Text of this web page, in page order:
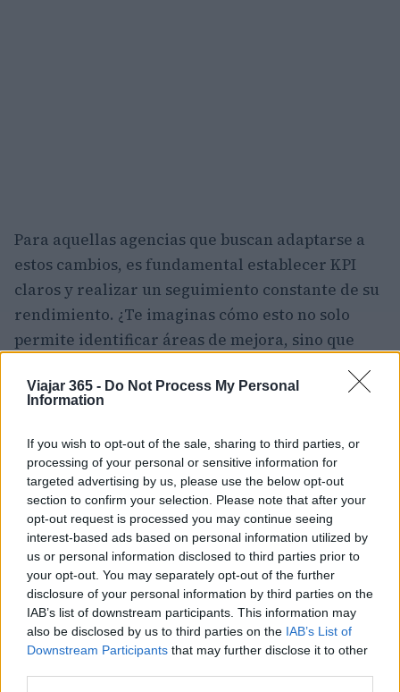
Viajar 365 - Do Not Process My Personal
Information
If you wish to opt-out of the sale, sharing to third parties, or
processing of your personal or sensitive information for
targeted advertising by us, please use the below opt-out
section to confirm your selection. Please note that after your
opt-out request is processed you may continue seeing
interest-based ads based on personal information utilized by
us or personal information disclosed to third parties prior to
your opt-out. You may separately opt-out of the further
disclosure of your personal information by third parties on the
IAB’s list of downstream participants. This information may
also be disclosed by us to third parties on the IAB’s List of
Downstream Participants that may further disclose it to other
Para aquellas agencias que buscan adaptarse a
estos cambios, es fundamental establecer KPI
claros y realizar un seguimiento constante de su
rendimiento. ¿Te imaginas cómo esto no solo
permite identificar áreas de mejora, sino que
fluida para el cliente a lo largo de su customer
turístico dependerá de la capacidad de las
agencias para innovar y colaborar de manera
efectiva.
«`
AUTOR
Staff